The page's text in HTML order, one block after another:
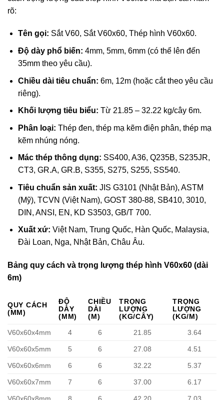
rõ:
Tên gọi: Sắt V60, Sắt V60x60, Thép hình V60x60.
Độ dày phổ biến: 4mm, 5mm, 6mm (có thể lên đến
35mm theo yêu cầu).
Chiều dài tiêu chuẩn: 6m, 12m (hoặc cắt theo yêu cầu
riêng).
Khối lượng tiêu biểu: Từ 21.85 – 32.22 kg/cây 6m.
Phân loại: Thép đen, thép mạ kẽm điện phân, thép mạ
kẽm nhúng nóng.
Mác thép thông dụng: SS400, A36, Q235B, S235JR,
CT3, GR.A, GR.B, S355, S275, S255, SS540.
Tiêu chuẩn sản xuất: JIS G3101 (Nhật Bản), ASTM
(Mỹ), TCVN (Việt Nam), GOST 380-88, SB410, 3010,
DIN, ANSI, EN, KD S3503, GB/T 700.
Xuất xứ: Việt Nam, Trung Quốc, Hàn Quốc, Malaysia,
Đài Loan, Nga, Nhật Bản, Châu Âu.
Bảng quy cách và trọng lượng thép hình V60x60 (dài
6m)
QUY CÁCH
(MM)
ĐỘ
DÀY
(MM)
CHIỀU
DÀI
(M)
TRỌNG
LƯỢNG
(KG/CÂY)
TRỌNG
LƯỢNG
(KG/M)
V60x60x4mm
4 6 21.85 3.64
V60x60x5mm 5 6 27.08 4.51
V60x60x6mm 6 6 32.22 5.37
V60x60x7mm 7 6 37.00 6.17